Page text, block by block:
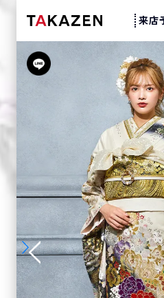
来店